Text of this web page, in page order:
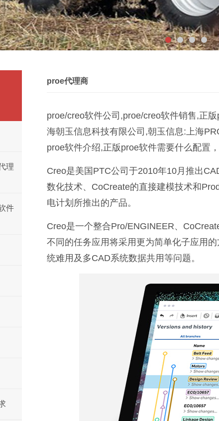
proe代理商
proe/creo软件公司,proe/creo软件销售,正
海朝玉信息科技有限公司,朝玉信息:上海
proe软件介绍,正版proe软件需要什么配置
Creo是美国PTC公司于2010年10月推出
数化技术、CoCreate的直接建模技术和
电计划所推出的产品。
Creo是一个整合Pro/ENGINEER、
不同的任务应用将采用更为简单化子应用
统难用及多CAD系统数据共用等问题。
理
件